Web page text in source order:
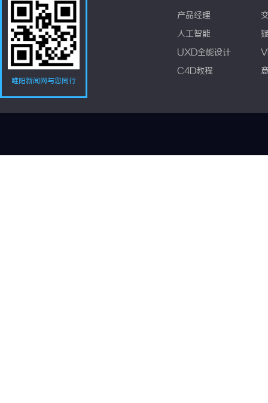
睢阳新闻网与您同行
产品经理
人工智能
UXD全能设计
C4D教程